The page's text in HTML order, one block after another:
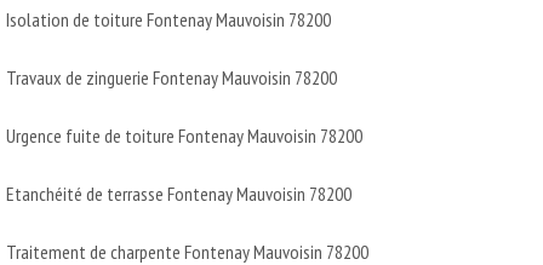
Isolation de toiture Fontenay Mauvoisin 78200
Travaux de zinguerie Fontenay Mauvoisin 78200
Urgence fuite de toiture Fontenay Mauvoisin 78200
Etanchéité de terrasse Fontenay Mauvoisin 78200
Traitement de charpente Fontenay Mauvoisin 78200